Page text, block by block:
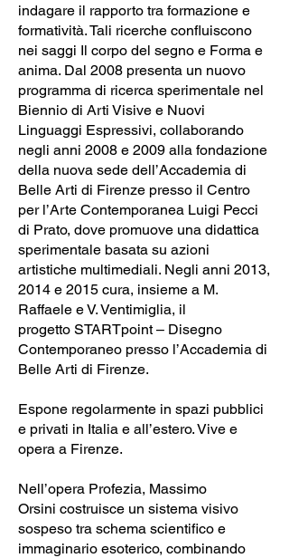
indagare il rapporto tra formazione e
formatività. Tali ricerche confluiscono
nei saggi Il corpo del segno e Forma e
anima. Dal 2008 presenta un nuovo
programma di ricerca sperimentale nel
Biennio di Arti Visive e Nuovi
Linguaggi Espressivi, collaborando
negli anni 2008 e 2009 alla fondazione
della nuova sede dell’Accademia di
Belle Arti di Firenze presso il Centro
per l’Arte Contemporanea Luigi Pecci
di Prato, dove promuove una didattica
sperimentale basata su azioni
artistiche multimediali. Negli anni 2013,
2014 e 2015 cura, insieme a M.
Raffaele e V. Ventimiglia, il
progetto STARTpoint – Disegno
Contemporaneo presso l’Accademia di
Belle Arti di Firenze.
Espone regolarmente in spazi pubblici
e privati in Italia e all’estero. Vive e
opera a Firenze.
Nell’opera Profezia, Massimo
Orsini costruisce un sistema visivo
sospeso tra schema scientifico e
immaginario esoterico, combinando